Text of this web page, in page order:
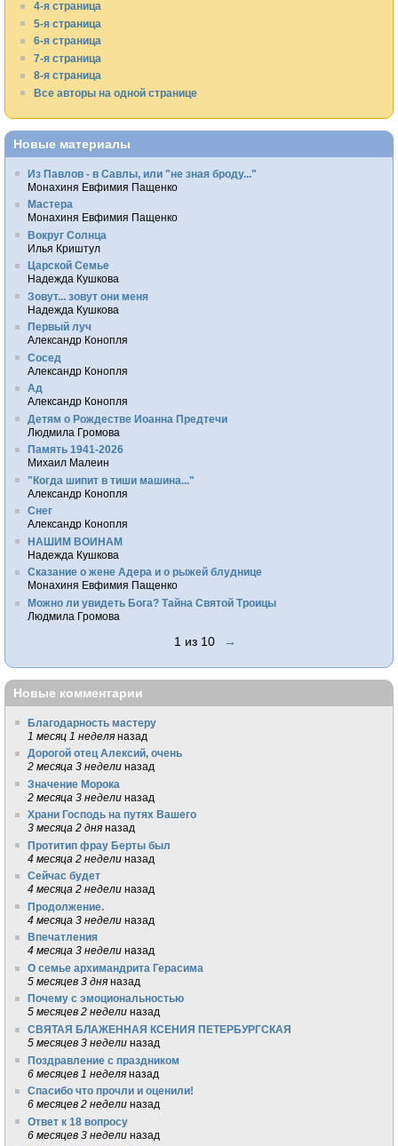
4-я страница
5-я страница
6-я страница
7-я страница
8-я страница
Все авторы на одной странице
Новые материалы
Из Павлов - в Савлы, или "не зная броду..."
Монахиня Евфимия Пащенко
Мастера
Монахиня Евфимия Пащенко
Вокруг Солнца
Илья Криштул
Царской Семье
Надежда Кушкова
Зовут... зовут они меня
Надежда Кушкова
Первый луч
Александр Конопля
Сосед
Александр Конопля
Ад
Александр Конопля
Детям о Рождестве Иоанна Предтечи
Людмила Громова
Память 1941-2026
Михаил Малеин
"Когда шипит в тиши машина..."
Александр Конопля
Снег
Александр Конопля
НАШИМ ВОИНАМ
Надежда Кушкова
Сказание о жене Адера и о рыжей блуднице
Монахиня Евфимия Пащенко
Можно ли увидеть Бога? Тайна Святой Троицы
Людмила Громова
1 из 10 →
Новые комментарии
Благодарность мастеру
1 месяц 1 неделя назад
Дорогой отец Алексий, очень
2 месяца 3 недели назад
Значение Морока
2 месяца 3 недели назад
Храни Господь на путях Вашего
3 месяца 2 дня назад
Протитип фрау Берты был
4 месяца 2 недели назад
Сейчас будет
4 месяца 2 недели назад
Продолжение.
4 месяца 3 недели назад
Впечатления
4 месяца 3 недели назад
О семье архимандрита Герасима
5 месяцев 3 дня назад
Почему с эмоциональностью
5 месяцев 2 недели назад
СВЯТАЯ БЛАЖЕННАЯ КСЕНИЯ ПЕТЕРБУРГСКАЯ
5 месяцев 3 недели назад
Поздравление с праздником
6 месяцев 1 неделя назад
Спасибо что прочли и оценили!
6 месяцев 2 недели назад
Ответ к 18 вопросу
6 месяцев 3 недели назад